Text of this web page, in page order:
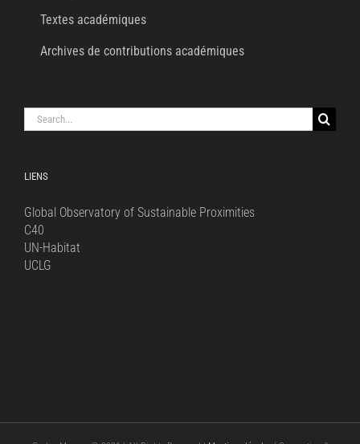
Textes académiques
Archives de contributions académiques
Search
for:
LIENS
Global Observatory of Sustainable Proximities
C40
UN-Habitat
UCLG